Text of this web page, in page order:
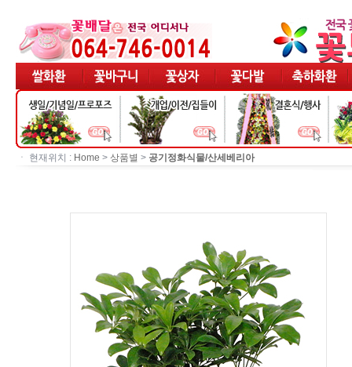
ㆍ 현재위치 : Home > 상품별 > 공기정화식물/산세베리아